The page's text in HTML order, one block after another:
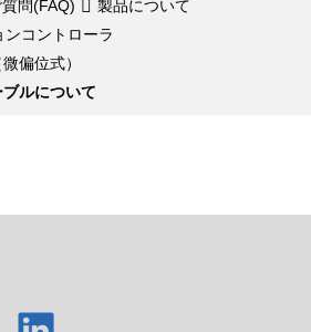
問(FAQ)
製品について
ンコントローラ
偏位式）
ルについて